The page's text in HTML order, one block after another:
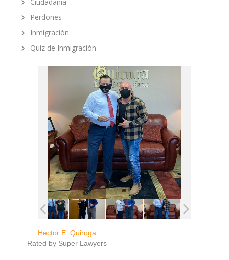
Perdones
Inmigración
Quiz de Inmigración
Hector E. Quiroga
Rated by Super Lawyers